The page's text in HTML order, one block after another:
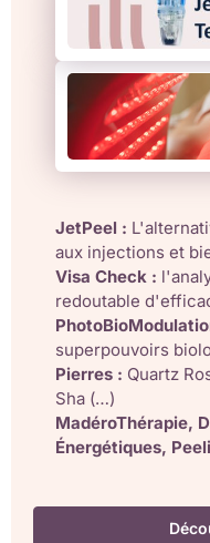
JetPeel :
aux injections et
Visa Check :
redoutable
superpouvoirs
Pierres : Quartz
Sha (…)
MadéroThérapie,
Énergétiques,